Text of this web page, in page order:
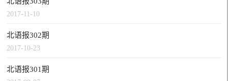
2017-11-10
北语报302期
2017-10-23
北语报301期